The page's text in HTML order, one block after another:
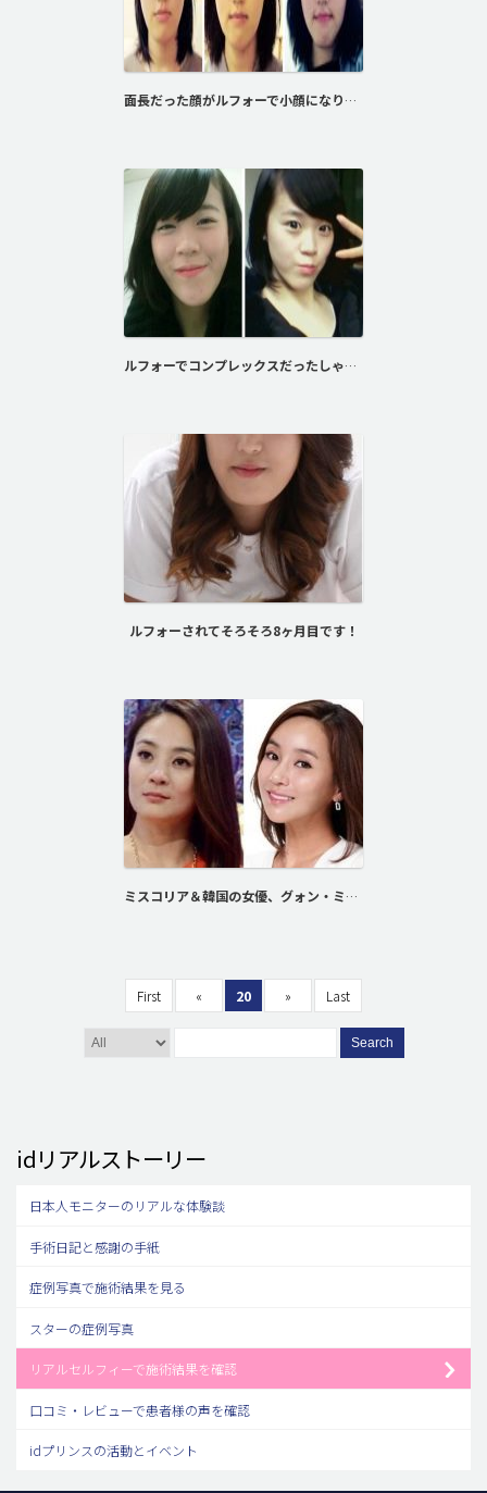
面長だった顔がルフォーで小顔になりました。
ルフォーでコンプレックスだったしゃくれ顎を改善しました！！
ルフォーされてそろそろ8ヶ月目です！
ミスコリア＆韓国の女優、グォン・ミンジュンさんの整形実例
First « 20 » Last
Search
idリアルストーリー
日本人モニターのリアルな体験談
手術日記と感謝の手紙
症例写真で施術結果を見る
スターの症例写真
リアルセルフィーで施術結果を確認
口コミ・レビューで患者様の声を確認
idプリンスの活動とイベント